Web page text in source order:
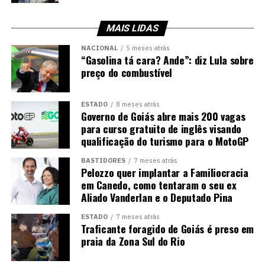
MAIS LIDAS
NACIONAL 5 meses atrás
“Gasolina tá cara? Ande”: diz Lula sobre
preço do combustível
ESTADO 8 meses atrás
Governo de Goiás abre mais 200 vagas
para curso gratuito de inglês visando
qualificação do turismo para o MotoGP
BASTIDORES 7 meses atrás
Pelozzo quer implantar a Familiocracia
em Canedo, como tentaram o seu ex
Aliado Vanderlan e o Deputado Pina
ESTADO 7 meses atrás
Traficante foragido de Goiás é preso em
praia da Zona Sul do Rio